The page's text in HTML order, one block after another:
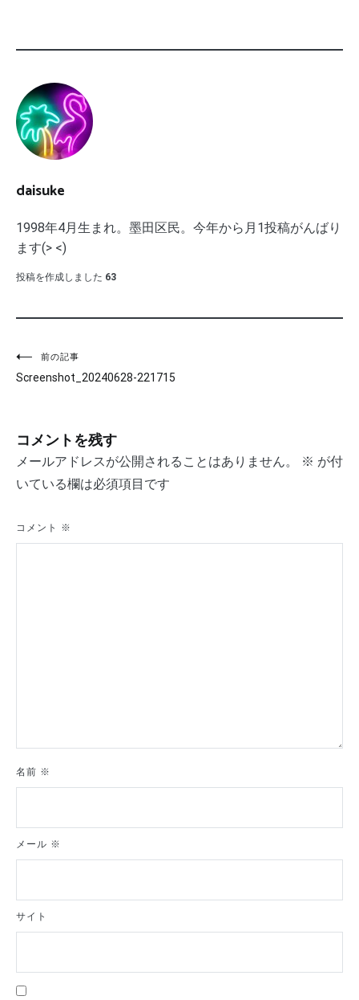
daisuke
1998年4月生まれ。墨田区民。今年から月1投稿がんばり
ます(> <)
投稿を作成しました 63
投
稿
ビ
ゲ
シ
前の記事
Screenshot_20240628-221715
コメントを残す
メールアドレスが公開されることはありません。 ※ が付
いている欄は必須項目です
コメント ※
名前 ※
メール ※
サイト